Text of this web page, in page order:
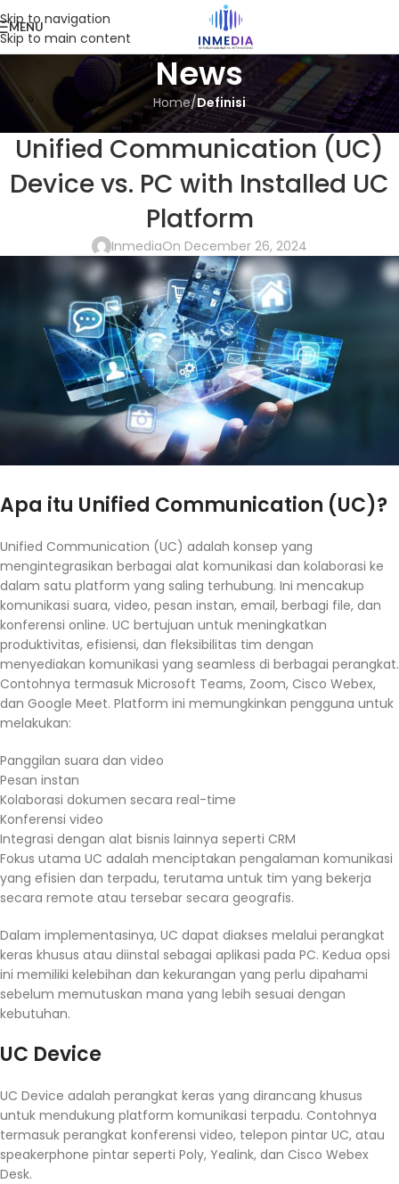
Skip to navigation
Skip to main content
MENU
News
Home/Definisi
DEFINISI ,SERBA SERBI, UNCATEGORIZED
Unified Communication (UC)
Device vs. PC with Installed UC
Platform
InmediaOn December 26, 2024
Apa itu Unified Communication (UC)?
Unified Communication (UC) adalah konsep yang
mengintegrasikan berbagai alat komunikasi dan kolaborasi ke
dalam satu platform yang saling terhubung. Ini mencakup
komunikasi suara, video, pesan instan, email, berbagi file, dan
konferensi online. UC bertujuan untuk meningkatkan
produktivitas, efisiensi, dan fleksibilitas tim dengan
menyediakan komunikasi yang seamless di berbagai perangkat.
Contohnya termasuk Microsoft Teams, Zoom, Cisco Webex,
dan Google Meet. Platform ini memungkinkan pengguna untuk
melakukan:
Panggilan suara dan video
Pesan instan
Kolaborasi dokumen secara real-time
Konferensi video
Integrasi dengan alat bisnis lainnya seperti CRM
Fokus utama UC adalah menciptakan pengalaman komunikasi
yang efisien dan terpadu, terutama untuk tim yang bekerja
secara remote atau tersebar secara geografis.
Dalam implementasinya, UC dapat diakses melalui perangkat
keras khusus atau diinstal sebagai aplikasi pada PC. Kedua opsi
ini memiliki kelebihan dan kekurangan yang perlu dipahami
sebelum memutuskan mana yang lebih sesuai dengan
kebutuhan.
UC Device
UC Device adalah perangkat keras yang dirancang khusus
untuk mendukung platform komunikasi terpadu. Contohnya
termasuk perangkat konferensi video, telepon pintar UC, atau
speakerphone pintar seperti Poly, Yealink, dan Cisco Webex
Desk.